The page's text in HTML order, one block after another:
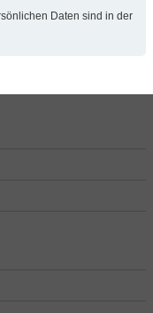
Daten sind in der